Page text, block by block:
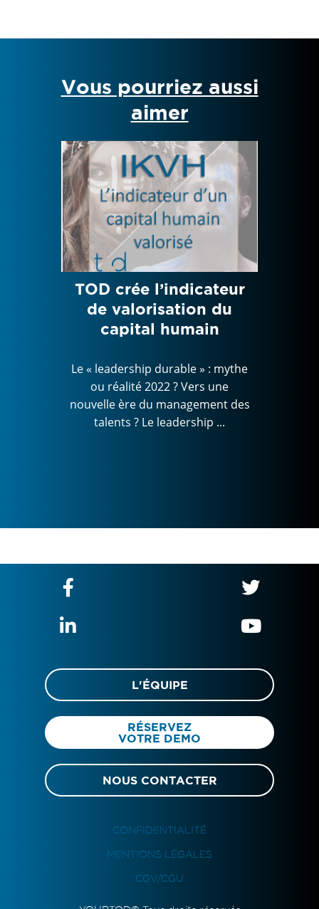
Vous pourriez aussi
aimer
TOD crée l’indicateur
de valorisation du
capital humain
Le « leadership durable » : mythe
ou réalité 2022 ? Vers une
nouvelle ère du management des
talents ? Le leadership ...
L'ÉQUIPE
RÉSERVEZ
VOTRE DEMO
NOUS CONTACTER
CONFIDENTIALITÉ
MENTIONS LÉGALES
CGV/CGU